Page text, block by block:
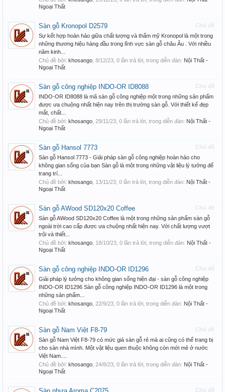
Ngoại Thất
Chủ đề
Sàn gỗ Kronopol D2579
Sự kết hợp hoàn hảo giữa chất lượng và thẩm mỹ Kronopol là một trong
những thương hiệu hàng đầu trong lĩnh vực sàn gỗ châu Âu . Với nhiều
năm kinh...
Chủ đề bởi: khosango 8/12/23 , 0 lần trả lời, trong diễn đàn: Nội Thất -
Ngoại Thất
Chủ đề
Sàn gỗ công nghiệp INDO-OR ID8088
INDO-OR ID8088 là mã sàn gỗ công nghiệp một trong những sản phẩm
được ưa chuộng nhất hiện nay trên thị trường sàn gỗ. Với thiết kế đẹp
mắt, chất...
Chủ đề bởi: khosango 29/11/23 , 0 lần trả lời, trong diễn đàn: Nội Thất -
Ngoại Thất
Chủ đề
Sàn gỗ Hansol 7773
Sàn gỗ Hansol 7773 - Giải pháp sàn gỗ công nghiệp hoàn hảo cho
không gian sống của bạn Sàn gỗ là một trong những vật liệu lý tưởng để
trang trí...
Chủ đề bởi: khosango 13/11/23 , 0 lần trả lời, trong diễn đàn: Nội Thất -
Ngoại Thất
Chủ đề
Sàn gỗ AWood SD120x20 Coffee
Sàn gỗ AWood SD120x20 Coffee là một trong những sản phẩm sàn gỗ
ngoài trời cao cấp được ưa chuộng nhất hiện nay. Với chất lượng vượt
trội và thiết...
Chủ đề bởi: khosango 18/10/23 , 0 lần trả lời, trong diễn đàn: Nội Thất -
Ngoại Thất
Chủ đề
Sàn gỗ công nghiệp INDO-OR ID1296
Giải pháp lý tưởng cho không gian sống hiện đại - sàn gỗ công nghiệp
INDO-OR ID1296 Sàn gỗ công nghiệp INDO-OR ID1296 là một trong
những sản phẩm...
Chủ đề bởi: khosango 22/9/23 , 0 lần trả lời, trong diễn đàn: Nội Thất -
Ngoại Thất
Chủ đề
Sàn gỗ Nam Việt F8-79
Sàn gỗ Nam Việt F8-79 có mức giá sàn gỗ rẻ mà ai cũng có thể trang bị
cho sàn nhà mình. Một vật liệu quen thuộc không còn mới mẻ ở nước
Việt Nam....
Chủ đề bởi: khosango 24/8/23 , 0 lần trả lời, trong diễn đàn: Nội Thất -
Ngoại Thất
Chủ đề